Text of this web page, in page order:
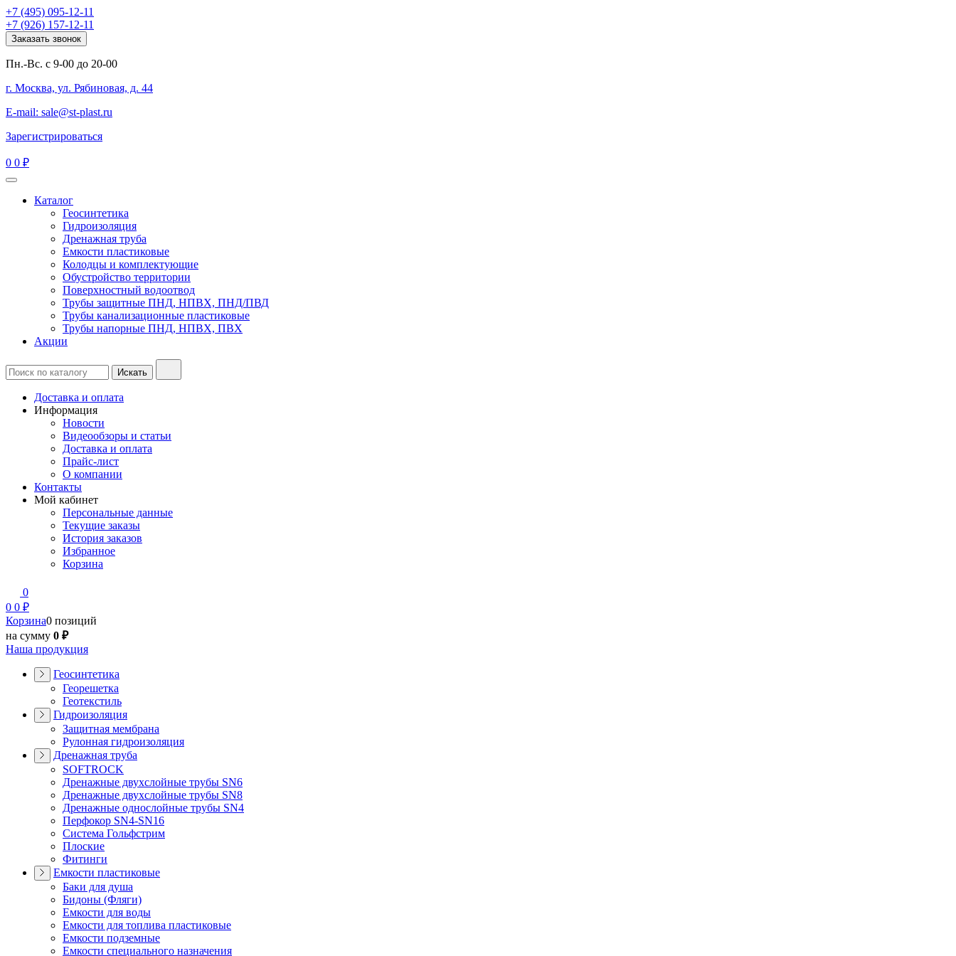
+7 (495) 095-12-11
+7 (926) 157-12-11
Заказать звонок
Пн.-Вс. с 9-00 до 20-00
г. Москва, ул. Рябиновая, д. 44
E-mail: sale@st-plast.ru
Зарегистрироваться
0 0 ₽
Каталог
Геосинтетика
Гидроизоляция
Дренажная труба
Емкости пластиковые
Колодцы и комплектующие
Обустройство территории
Поверхностный водоотвод
Трубы защитные ПНД, НПВХ, ПНД/ПВД
Трубы канализационные пластиковые
Трубы напорные ПНД, НПВХ, ПВХ
Акции
Доставка и оплата
Информация
Новости
Видеообзоры и статьи
Доставка и оплата
Прайс-лист
О компании
Контакты
Мой кабинет
Персональные данные
Текущие заказы
История заказов
Избранное
Корзина
0
0 0 ₽
Корзина0 позиций
на сумму 0 ₽
Наша продукция
Геосинтетика
Георешетка
Геотекстиль
Гидроизоляция
Защитная мембрана
Рулонная гидроизоляция
Дренажная труба
SOFTROCK
Дренажные двухслойные трубы SN6
Дренажные двухслойные трубы SN8
Дренажные однослойные трубы SN4
Перфокор SN4-SN16
Система Гольфстрим
Плоские
Фитинги
Емкости пластиковые
Баки для душа
Бидоны (Фляги)
Емкости для воды
Емкости для топлива пластиковые
Емкости подземные
Емкости специального назначения